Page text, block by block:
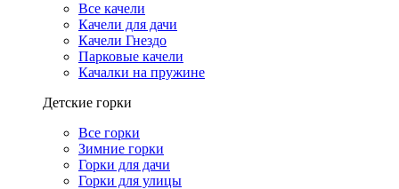
Все качели
Качели для дачи
Качели Гнездо
Парковые качели
Качалки на пружине
Детские горки
Все горки
Зимние горки
Горки для дачи
Горки для улицы